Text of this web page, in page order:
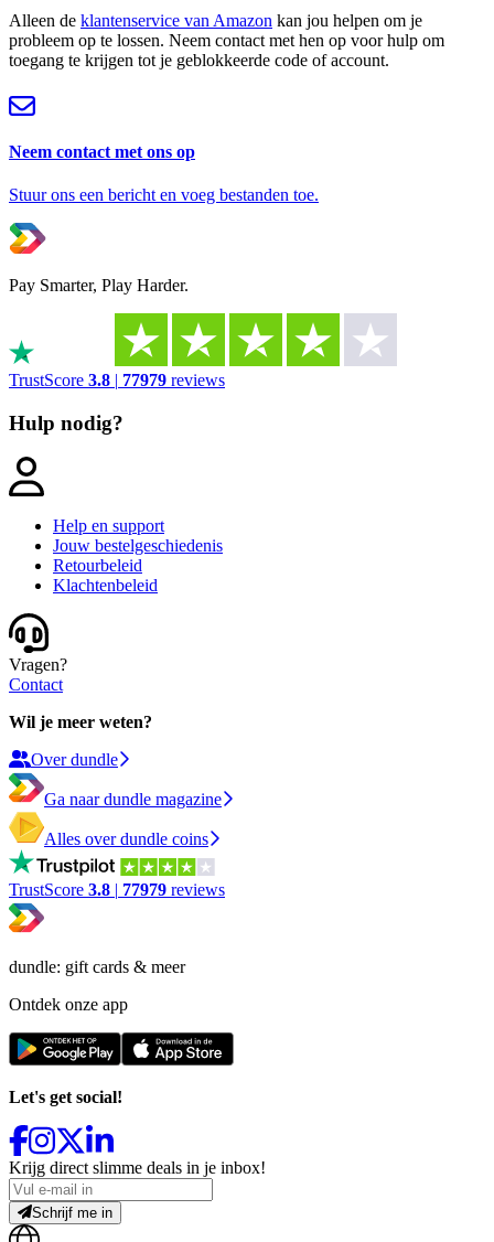
Alleen de klantenservice van Amazon kan jou helpen om je
probleem op te lossen. Neem contact met hen op voor hulp om
toegang te krijgen tot je geblokkeerde code of account.
Neem contact met ons op
Stuur ons een bericht en voeg bestanden toe.
Pay Smarter, Play Harder.
TrustScore 3.8 | 77979 reviews
Hulp nodig?
Help en support
Jouw bestelgeschiedenis
Retourbeleid
Klachtenbeleid
Vragen?
Contact
Wil je meer weten?
Over dundle
Ga naar dundle magazine
Alles over dundle coins
TrustScore 3.8 | 77979 reviews
dundle: gift cards & meer
Ontdek onze app
Let's get social!
Krijg direct slimme deals in je inbox!
Schrijf me in